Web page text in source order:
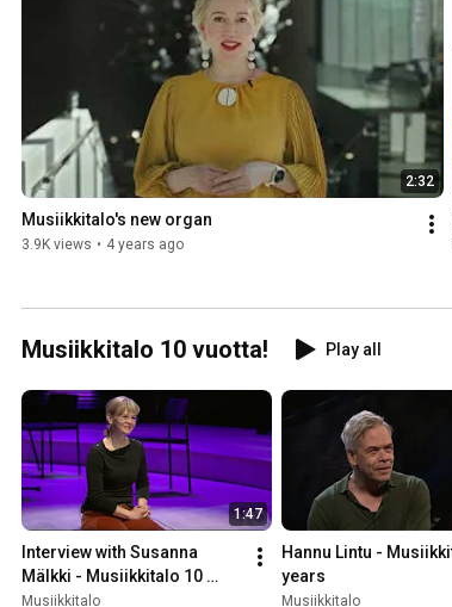
2:32
Musiikkitalo's new organ
3.9K views • 4 years ago
Musiikkitalo 10 vuotta! Play all
1:47
Interview with Susanna
Mälkki - Musiikkitalo 10
years
Musiikkitalo
Hannu Lintu -
years
Musiikkitalo